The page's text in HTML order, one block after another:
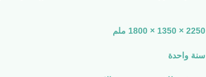
2250 × 1350 × 1800 ملم
سنة واحدة